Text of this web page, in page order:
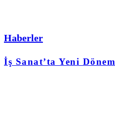
Haberler
İş Sanat’ta Yeni Dönem